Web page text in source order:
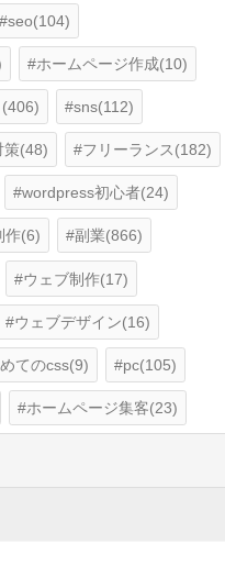
seo(104)
ホームページ作成(10)
sns(112)
策(48) フリーランス(182)
wordpress初心者(24)
作(6) 副業(866)
ウェブ制作(17)
ウェブデザイン(16)
てのcss(9) pc(105)
ホームページ集客(23)